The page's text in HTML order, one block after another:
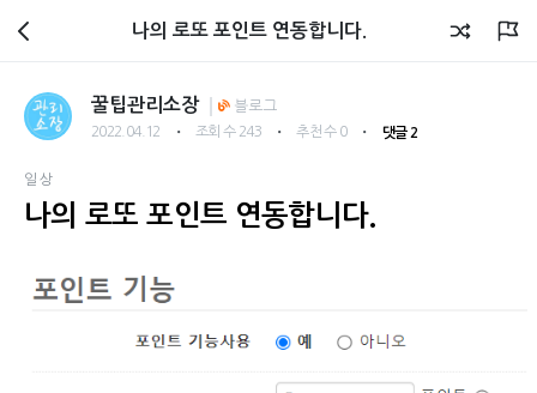
회원광장
나의 로또 포인트 연동합니다.
꿀팁관리소장 블로그
2022.04.12 ・ 조회 수 243 ・ 추천 수 0 ・ 댓글 2
일상
나의 로또 포인트 연동합니다.